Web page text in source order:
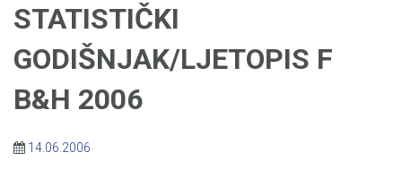
STATISTIČKI
GODIŠNJAK/LJETOPIS F
B&H 2006
14.06.2006